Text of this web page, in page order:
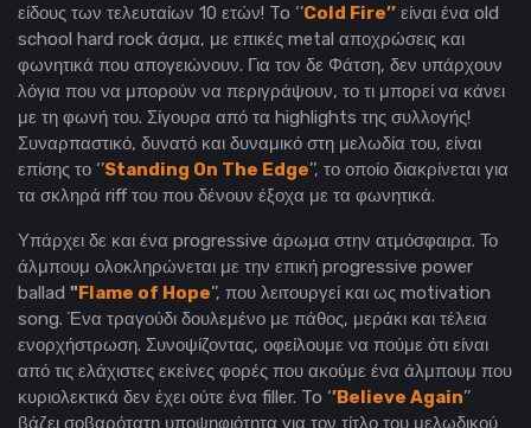
είδους των τελευταίων 10 ετών! To ‘’Cold Fire’’ είναι ένα old
school hard rock άσμα, με επικές metal αποχρώσεις και
φωνητικά που απογειώνουν. Για τον δε Φάτση, δεν υπάρχουν
λόγια που να μπορούν να περιγράψουν, το τι μπορεί να κάνει
με τη φωνή του. Σίγουρα από τα highlights της συλλογής!
Συναρπαστικό, δυνατό και δυναμικό στη μελωδία του, είναι
επίσης το ‘’Standing On The Edge’’, το οποίο διακρίνεται για
τα σκληρά riff του που δένουν έξοχα με τα φωνητικά.
Υπάρχει δε και ένα progressive άρωμα στην ατμόσφαιρα. Το
άλμπουμ ολοκληρώνεται με την επική progressive power
ballad "Flame of Hope’’, που λειτουργεί και ως motivation
song. Ένα τραγούδι δουλεμένο με πάθος, μεράκι και τέλεια
ενορχήστρωση. Συνοψίζοντας, οφείλουμε να πούμε ότι είναι
από τις ελάχιστες εκείνες φορές που ακούμε ένα άλμπουμ που
κυριολεκτικά δεν έχει ούτε ένα filler. To ‘’Believe Again’’
βάζει σοβαρότατη υποψηφιότητα για τον τίτλο του μελωδικού